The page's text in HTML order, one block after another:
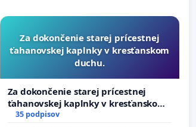
Za dokončenie starej prícestnej
ťahanovskej kaplnky v kresťanskom
duchu.
Za dokončenie starej prícestnej
ťahanovskej kaplnky v kresťanskom
duchu.
35 podpisov